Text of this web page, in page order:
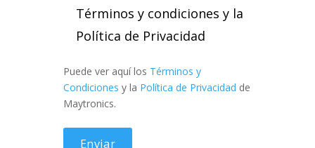
Términos y condiciones y la
Política de Privacidad
Puede ver aquí los Términos y
Condiciones y la Política de Privacidad de
Maytronics.